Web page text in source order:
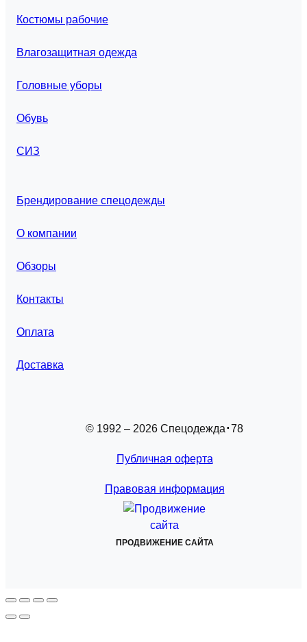
Костюмы рабочие
Влагозащитная одежда
Головные уборы
Обувь
СИЗ
Брендирование спецодежды
О компании
Обзоры
Контакты
Оплата
Доставка
© 1992 – 2026 Спецодежда 78
Публичная оферта
Правовая информация
ПРОДВИЖЕНИЕ САЙТА